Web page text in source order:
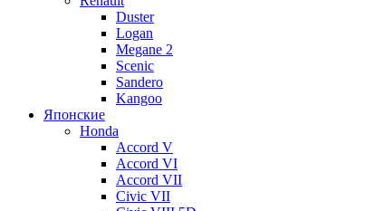
Duster
Logan
Megane 2
Scenic
Sandero
Kangoo
Японские
Honda
Accord V
Accord VI
Accord VII
Civic VII